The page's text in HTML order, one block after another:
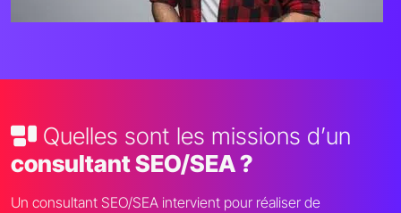
Quelles sont les missions d’un
consultant SEO/SEA ?
Un consultant SEO/SEA intervient pour réaliser de